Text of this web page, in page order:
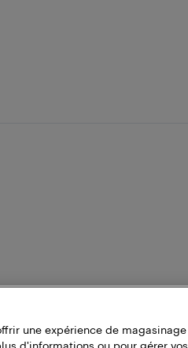
une expérience de magasinage
d'informations ou pour gérer vos